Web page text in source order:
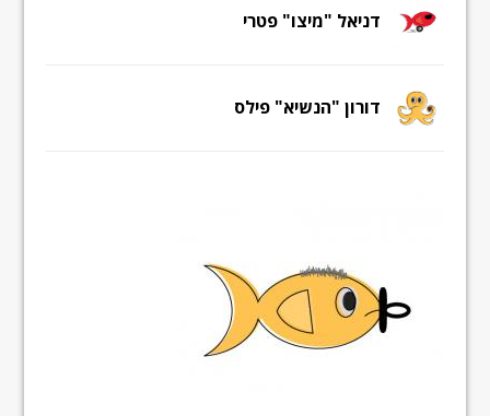
דניאל "מיצו" פטרי
דורון "הנשיא" פילס